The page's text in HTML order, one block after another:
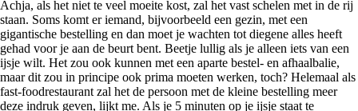
Achja, als het niet te veel moeite kost, zal het vast schelen met in de rij
staan. Soms komt er iemand, bijvoorbeeld een gezin, met een
gigantische bestelling en dan moet je wachten tot diegene alles heeft
gehad voor je aan de beurt bent. Beetje lullig als je alleen iets van een
ijsje wilt. Het zou ook kunnen met een aparte bestel- en afhaalbalie,
maar dit zou in principe ook prima moeten werken, toch? Helemaal als
fast-foodrestaurant zal het de persoon met de kleine bestelling meer
deze indruk geven, lijkt me. Als je 5 minuten op je ijsje staat te